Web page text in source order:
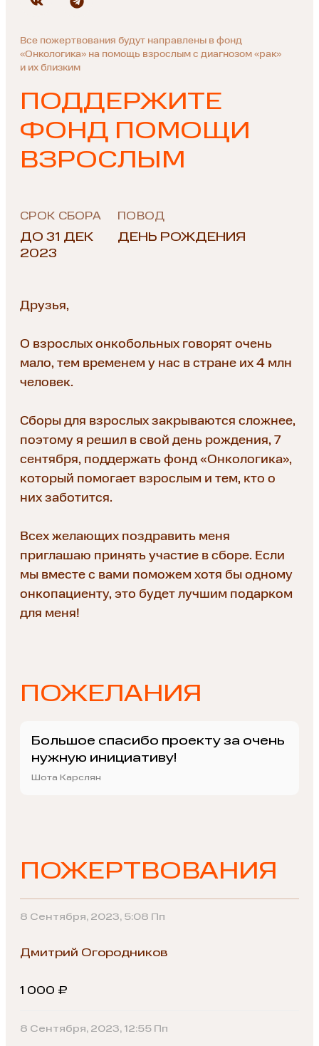
Все пожертвования будут направлены в фонд
«Онкологика» на помощь взрослым с диагнозом «рак»
и их близким
ПОДДЕРЖИТЕ
ФОНД ПОМОЩИ
ВЗРОСЛЫМ
СРОК СБОРА
ДО 31 ДЕК
2023
ПОВОД
ДЕНЬ РОЖДЕНИЯ
Друзья,
О взрослых онкобольных говорят очень
мало, тем временем у нас в стране их 4 млн
человек.
Сборы для взрослых закрываются сложнее,
поэтому я решил в свой день рождения, 7
сентября, поддержать фонд «Онкологика»,
который помогает взрослым и тем, кто о
них заботится.
Всех желающих поздравить меня
приглашаю принять участие в сборе. Если
мы вместе с вами поможем хотя бы одному
онкопациенту, это будет лучшим подарком
для меня!
ПОЖЕЛАНИЯ
Большое спасибо проекту за очень
нужную инициативу!
Шота Карслян
ПОЖЕРТВОВАНИЯ
8 Сентября, 2023, 5:08 Пп
Дмитрий Огородников
1 000 ₽
8 Сентября, 2023, 12:55 Пп